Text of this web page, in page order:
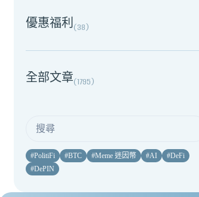
優惠福利(38)
全部文章(1795)
#PolitiFi #BTC #Meme 迷因幣 #AI #DeFi
#DePIN